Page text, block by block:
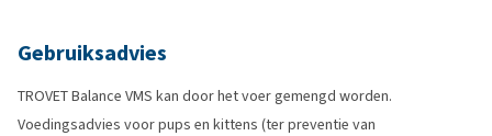
Gebruiksadvies
TROVET Balance VMS kan door het voer gemengd worden.
Voedingsadvies voor pups en kittens (ter preventie van